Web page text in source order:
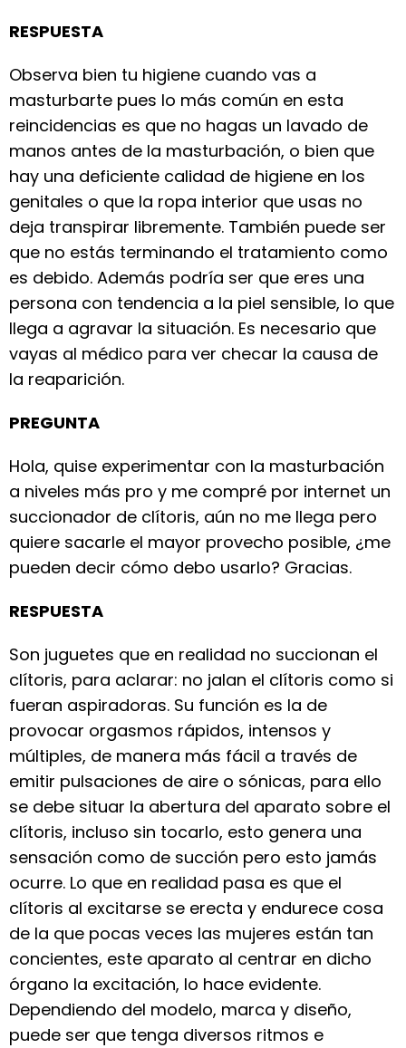
RESPUESTA
Observa bien tu higiene cuando vas a
masturbarte pues lo más común en esta
reincidencias es que no hagas un lavado de
manos antes de la masturbación, o bien que
hay una deficiente calidad de higiene en los
genitales o que la ropa interior que usas no
deja transpirar libremente. También puede ser
que no estás terminando el tratamiento como
es debido. Además podría ser que eres una
persona con tendencia a la piel sensible, lo que
llega a agravar la situación. Es necesario que
vayas al médico para ver checar la causa de
la reaparición.
PREGUNTA
Hola, quise experimentar con la masturbación
a niveles más pro y me compré por internet un
succionador de clítoris, aún no me llega pero
quiere sacarle el mayor provecho posible, ¿me
pueden decir cómo debo usarlo? Gracias.
RESPUESTA
Son juguetes que en realidad no succionan el
clítoris, para aclarar: no jalan el clítoris como si
fueran aspiradoras. Su función es la de
provocar orgasmos rápidos, intensos y
múltiples, de manera más fácil a través de
emitir pulsaciones de aire o sónicas, para ello
se debe situar la abertura del aparato sobre el
clítoris, incluso sin tocarlo, esto genera una
sensación como de succión pero esto jamás
ocurre. Lo que en realidad pasa es que el
clítoris al excitarse se erecta y endurece cosa
de la que pocas veces las mujeres están tan
concientes, este aparato al centrar en dicho
órgano la excitación, lo hace evidente.
Dependiendo del modelo, marca y diseño,
puede ser que tenga diversos ritmos e